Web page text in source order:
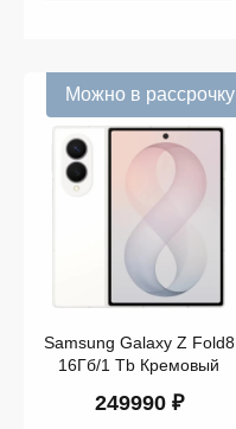
Можно в рассрочку
Samsung Galaxy Z Fold8
16Гб/1 Tb Кремовый
249990 ₽